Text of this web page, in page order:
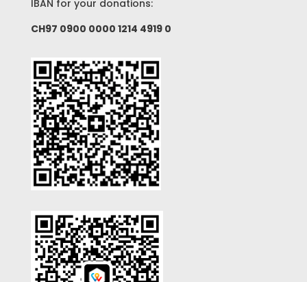
IBAN for your donations:
CH97 0900 0000 1214 4919 0